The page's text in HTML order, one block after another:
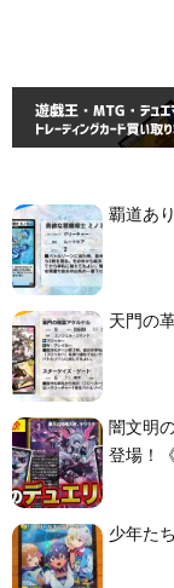
覇道あ
天門の
闇文明
登場！
少年た